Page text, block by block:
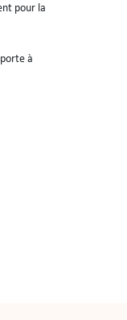
pour la
à